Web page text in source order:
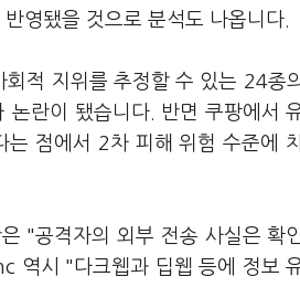
영됐을 것으로 분석도 나옵니다.
적 지위를 추정할 수 있는 24종
란이 됐습니다. 반면 쿠팡에서
점에서 2차 피해 위험 수준에
"공격자의 외부 전송 사실은 확
역시 "다크웹과 딥웹 등에 정보